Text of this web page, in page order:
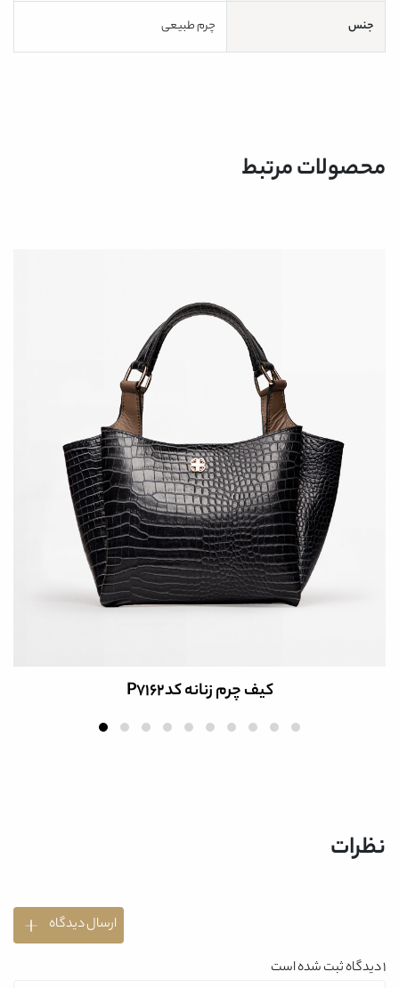
جنس چرم طبیعی
محصولات مرتبط
کیف چرم زنانه کدP7162
نظرات
ارسال دیدگاه
دیدگاه ثبت شده است